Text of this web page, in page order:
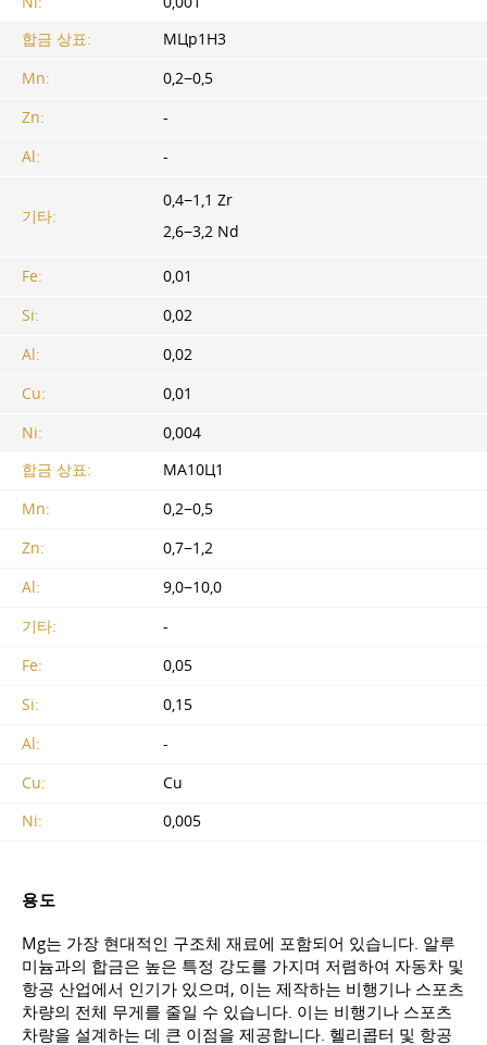
합금 상표:
МЦр1Н3
Mn:
0,2−0,5
Zn:
-
Al:
-
기타:
0,4−1,1 Zr
2,6−3,2 Nd
Fe:
0,01
Si:
0,02
Al:
0,02
Cu:
0,01
Ni:
0,004
합금 상표:
МА10Ц1
Mn:
0,2−0,5
Zn:
0,7−1,2
Al:
9,0−10,0
기타:
-
Fe:
0,05
Si:
0,15
Al:
-
Cu:
Cu
Ni:
0,005
용도
Mg는 가장 현대적인 구조체 재료에 포함되어 있습니다. 알루
미늄과의 합금은 높은 특정 강도를 가지며 저렴하여 자동차 및
항공 산업에서 인기가 있으며, 이는 제작하는 비행기나 스포츠
차량의 전체 무게를 줄일 수 있습니다. 이는 비행기나 스포츠
차량을 설계하는 데 큰 이점을 제공합니다. 헬리콥터 및 항공